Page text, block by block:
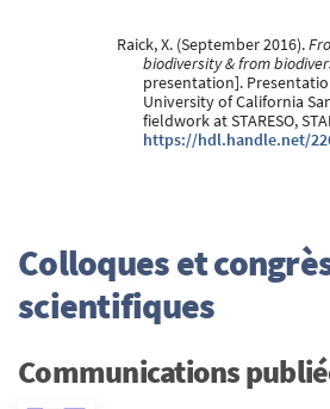
Raick, X. (September 2016).
biodiversity & from
presentation].
University of California
fieldwork at STARESO,
https://hdl.handle.net/
Colloques et
scientifiques
Communications